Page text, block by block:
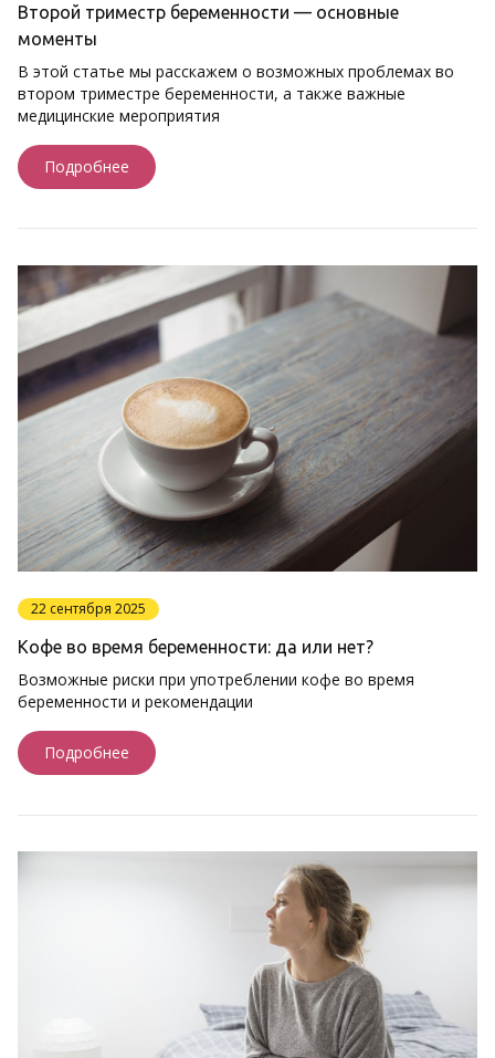
Второй триместр беременности — основные
моменты
В этой статье мы расскажем о возможных проблемах во
втором триместре беременности, а также важные
медицинские мероприятия
Подробнее
22 сентября 2025
Кофе во время беременности: да или нет?
Возможные риски при употреблении кофе во время
беременности и рекомендации
Подробнее